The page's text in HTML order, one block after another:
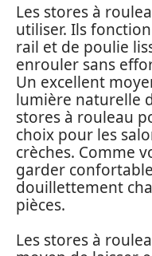
Les stores à
utiliser. Ils
rail et de poulie
enrouler sans
Un excellent
lumière naturelle
stores à rouleau
choix pour les
crèches. Comme
garder
douillettement
pièces.
Les stores à